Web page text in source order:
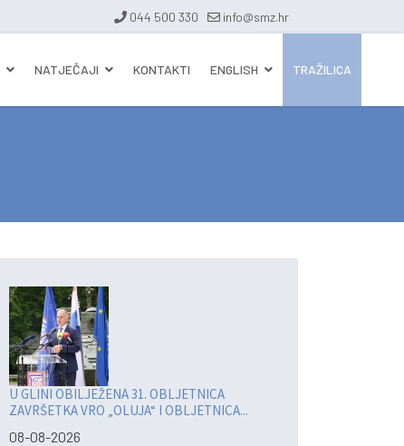
044 500 330 info@smz.hr
NATJEČAJI KONTAKTI ENGLISH TRAŽILICA
U GLINI OBILJEŽENA 31. OBLJETNICA
ZAVRŠETKA VRO „OLUJA“ I OBLJETNICA...
08-08-2026